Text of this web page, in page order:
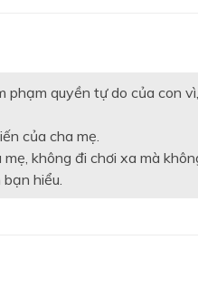
phạm quyền tự do của con
của cha mẹ.
không đi chơi xa mà
hiểu.